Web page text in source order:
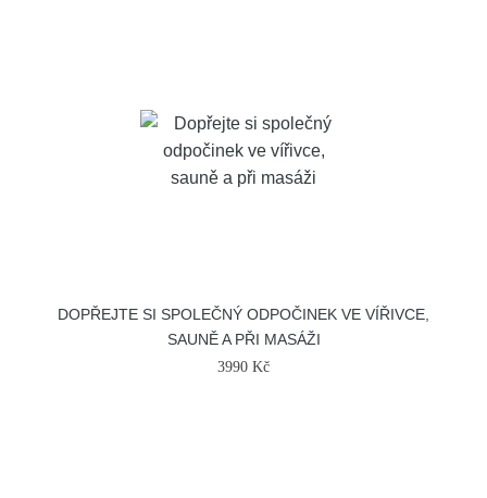
DOPŘEJTE SI SPOLEČNÝ ODPOČINEK VE VÍŘIVCE,
SAUNĚ A PŘI MASÁŽI
3990 Kč